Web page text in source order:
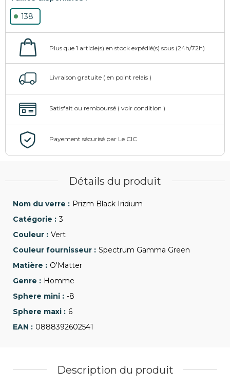
138
Détails du produit
Prizm Black Iridium
3
Vert
Spectrum Gamma Green
O'Matter
Homme
-8
6
0888392602541
Description du produit